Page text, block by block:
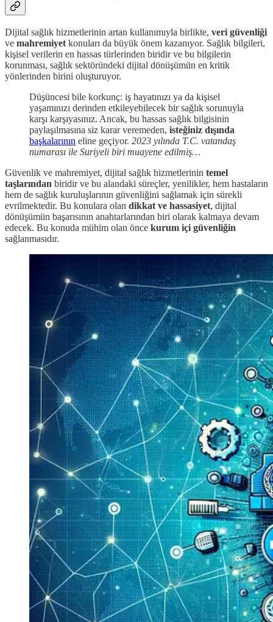
Dijital sağlık hizmetlerinin artan kullanımıyla birlikte, veri güvenliği
ve mahremiyet konuları da büyük önem kazanıyor. Sağlık bilgileri,
kişisel verilerin en hassas türlerinden biridir ve bu bilgilerin
korunması, sağlık sektöründeki dijital dönüşümün en kritik
yönlerinden birini oluşturuyor.
Düşüncesi bile korkunç: iş hayatınızı ya da kişisel
yaşamınızı derinden etkileyebilecek bir sağlık sorunuyla
karşı karşıyasınız. Ancak, bu hassas sağlık bilgisinin
paylaşılmasına siz karar veremeden, isteğiniz dışında
başkalarının eline geçiyor. 2023 yılında T.C. vatandaş
numarası ile Suriyeli biri muayene edilmiş…
Güvenlik ve mahremiyet, dijital sağlık hizmetlerinin temel
taşlarından biridir ve bu alandaki süreçler, yenilikler, hem hastaların
hem de sağlık kuruluşlarının güvenliğini sağlamak için sürekli
evrilmektedir. Bu konulara olan dikkat ve hassasiyet, dijital
dönüşümün başarısının anahtarlarından biri olarak kalmaya devam
edecek. Bu konuda mühim olan önce kurum içi güvenliğin
sağlanmasıdır.